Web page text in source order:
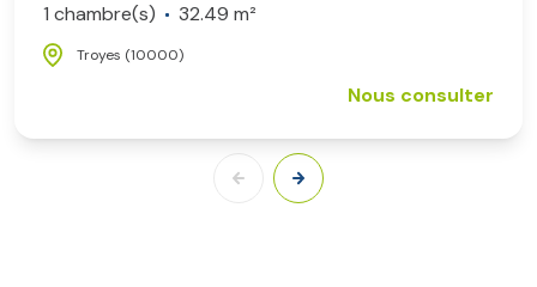
1 chambre(s)
32.49 m²
Troyes (10000)
Nous consulter